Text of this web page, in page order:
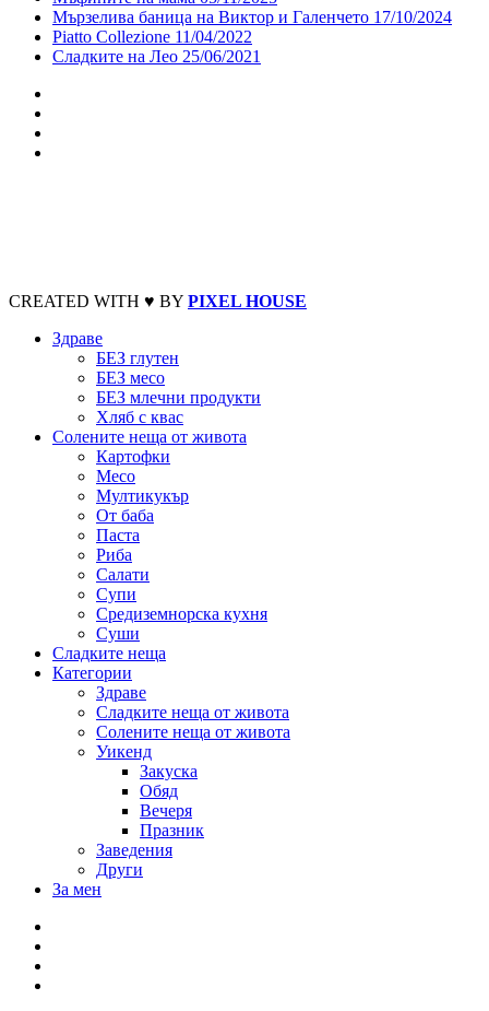
Мързелива баница на Виктор и Галенчето 17/10/2024
Piatto Collezione 11/04/2022
Сладките на Лео 25/06/2021
CREATED WITH ♥ BY PIXEL HOUSE
Здраве
БЕЗ глутен
БЕЗ месо
БЕЗ млечни продукти
Хляб с квас
Солените неща от живота
Картофки
Месо
Мултикукър
От баба
Паста
Риба
Салати
Супи
Средиземнорска кухня
Суши
Сладките неща
Категории
Здраве
Сладките неща от живота
Солените неща от живота
Уикенд
Закуска
Обяд
Вечеря
Празник
Заведения
Други
За мен